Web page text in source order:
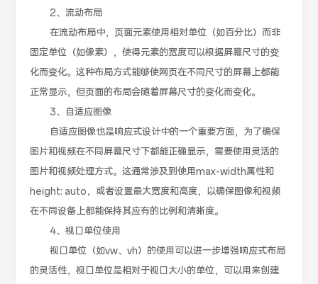
2、流动布局
在流动布局中，页面元素使用相对单位（如百分比）而非
固定单位（如像素），使得元素的宽度可以根据屏幕尺寸的变
化而变化。这种布局方式能够使网页在不同尺寸的屏幕上都能
正常显示，但页面的布局会随着屏幕尺寸的变化而变化。
3、自适应图像
自适应图像也是响应式设计中的一个重要方面，为了确保
图片和视频在不同屏幕尺寸下都能正确显示，需要使用灵活的
图片和视频处理方式。这通常涉及到使用max-width属性和
height: auto，或者设置最大宽度和高度，以确保图像和视频
在不同设备上都能保持其应有的比例和清晰度。
4、视口单位使用
视口单位（如vw、vh）的使用可以进一步增强响应式布局
的灵活性，视口单位是相对于视口大小的单位，可以用来创建